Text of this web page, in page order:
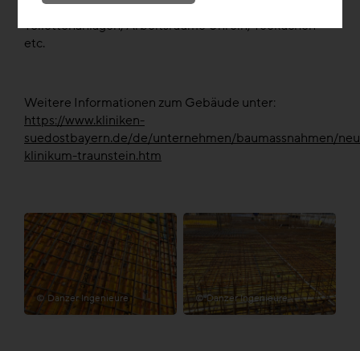
Mittleren Bereich befinden sich die öffentlichen
Toilettenanlagen, Arbeitsräume Unrein, Teeküchen
etc.
Weitere Informationen zum Gebäude unter:
https://www.kliniken-
suedostbayern.de/de/unternehmen/baumassnahmen/
klinikum-traunstein.htm
© Danzer Ingenieure © Danzer Ingenieure